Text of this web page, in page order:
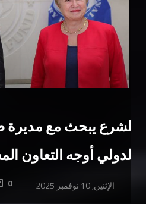
الشرع يبحث مع مديرة
الدولي أوجه التعاون
0 الإثنين, 10 نوفمبر 2025